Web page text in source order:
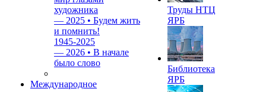
художника
— 2025 • Будем жить
и помнить!
1945-2025
— 2026 • В начале
было слово
Международное
Труды НТЦ
ЯРБ
Библиотека
ЯРБ